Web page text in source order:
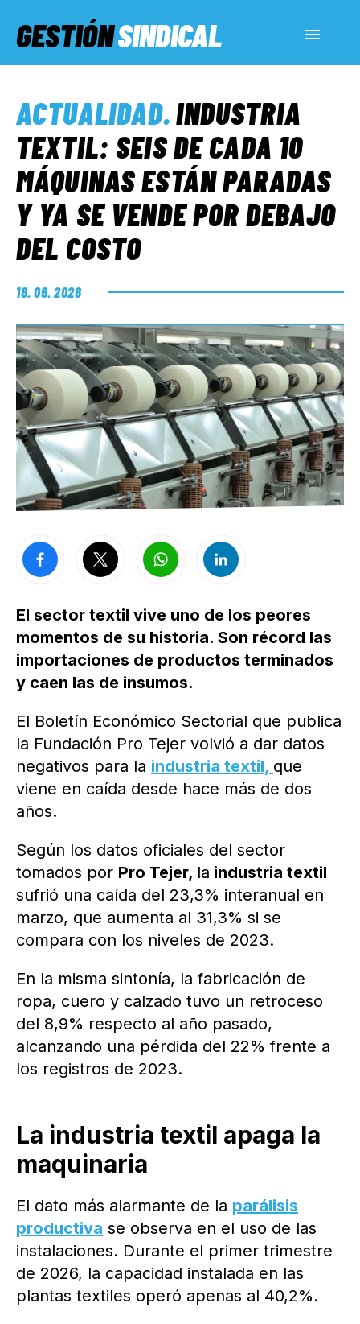
GESTIÓNSINDICAL
SERVICIOS SOCIALES
INFORMES ESPECIALES
FUERA DE MEGÁFONO
EL LADO «G»
ACTUALIDAD.INDUSTRIA
TEXTIL: SEIS DE CADA 10
MÁQUINAS ESTÁN PARADAS
Y YA SE VENDE POR DEBAJO
DEL COSTO
16. 06. 2026
El sector textil vive uno de los peores
momentos de su historia. Son récord las
importaciones de productos terminados
y caen las de insumos.
El Boletín Económico Sectorial que publica
la Fundación Pro Tejer volvió a dar datos
negativos para la industria textil, que
viene en caída desde hace más de dos
años.
Según los datos oficiales del sector
tomados por Pro Tejer, la industria textil
sufrió una caída del 23,3% interanual en
marzo, que aumenta al 31,3% si se
compara con los niveles de 2023.
En la misma sintonía, la fabricación de
ropa, cuero y calzado tuvo un retroceso
del 8,9% respecto al año pasado,
alcanzando una pérdida del 22% frente a
los registros de 2023.
La industria textil apaga la
maquinaria
El dato más alarmante de la parálisis
productiva se observa en el uso de las
instalaciones. Durante el primer trimestre
de 2026, la capacidad instalada en las
plantas textiles operó apenas al 40,2%.